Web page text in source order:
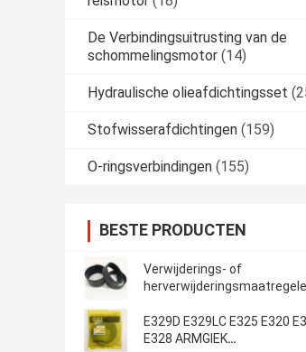
De Verbindingsuitrusting van de
schommelingsmotor (14)
Hydraulische olieafdichtingsset
Stofwisserafdichtingen (159)
O-ringsverbindingen (155)
BESTE PRODUCTEN
Verwijderings- of
E329D E329LC E325 E320
E328 ARMGIEK